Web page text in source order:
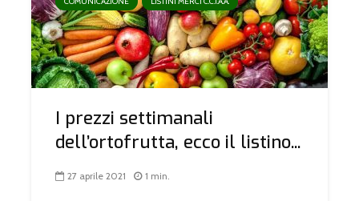
I prezzi settimanali
dell’ortofrutta, ecco il listino...
27 aprile 2021 1 min.